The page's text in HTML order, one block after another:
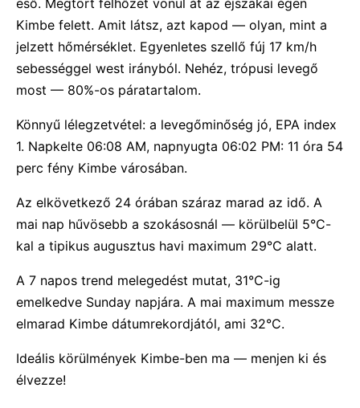
eső. Megtört felhőzet vonul át az éjszakai égen
Kimbe felett. Amit látsz, azt kapod — olyan, mint a
jelzett hőmérséklet. Egyenletes szellő fúj 17 km/h
sebességgel west irányból. Nehéz, trópusi levegő
most — 80%-os páratartalom.
Könnyű lélegzetvétel: a levegőminőség jó, EPA index
1. Napkelte 06:08 AM, napnyugta 06:02 PM: 11 óra 54
perc fény Kimbe városában.
Az elkövetkező 24 órában száraz marad az idő. A
mai nap hűvösebb a szokásosnál — körülbelül 5°C-
kal a tipikus augusztus havi maximum 29°C alatt.
A 7 napos trend melegedést mutat, 31°C-ig
emelkedve Sunday napjára. A mai maximum messze
elmarad Kimbe dátumrekordjától, ami 32°C.
Ideális körülmények Kimbe-ben ma — menjen ki és
élvezze!